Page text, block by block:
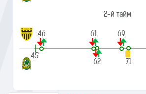
2-й тайм
46 61 69
|
45'
62
71